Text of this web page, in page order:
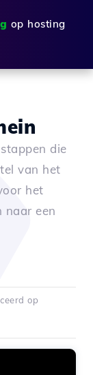
op hosting
die
van het
het
naar een
op